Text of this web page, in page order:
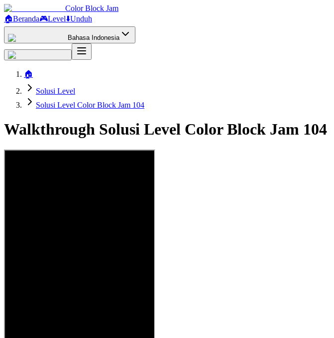
Color Block Jam
🏠Beranda🎮Level⬇️Unduh
Bahasa Indonesia
🏠
Solusi Level
Solusi Level Color Block Jam 104
Walkthrough Solusi Level Color Block Jam 104